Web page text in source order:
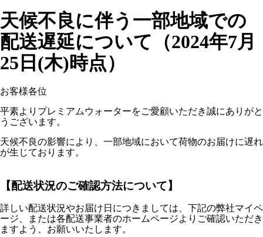
天候不良に伴う一部地域での
配送遅延について（2024年7月
25日(木)時点）
お客様各位
平素よりプレミアムウォーターをご愛顧いただき誠にありがと
うございます。
天候不良の影響により、一部地域において荷物のお届けに遅れ
が生じております。
【配送状況のご確認方法について】
詳しい配送状況やお届け日につきましては、下記の弊社マイペ
ージ、または各配送事業者のホームページよりご確認いただき
ますよう、お願いいたします。